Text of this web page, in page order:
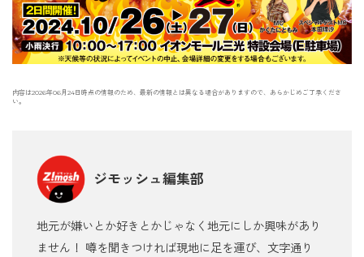
内容は2026年06月24日時点の情報のため、最新の情報とは異なる場合がありますので、あらかじめご了承くださ
い。
ジモッシュ編集部
地元が嫌いとか好きとかじゃなく地元にしか興味があり
ません！ 噂を聞きつければ現地に足を運び、文字通り